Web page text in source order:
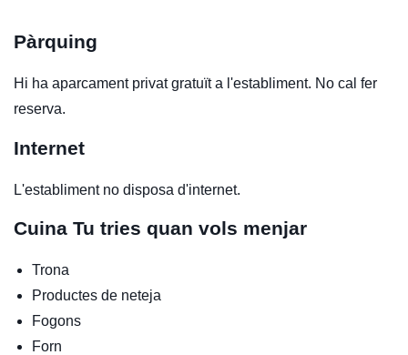
Pàrquing
Hi ha aparcament privat gratuït a l'establiment. No cal fer
reserva.
Internet
L'establiment no disposa d'internet.
Cuina Tu tries quan vols menjar
Trona
Productes de neteja
Fogons
Forn